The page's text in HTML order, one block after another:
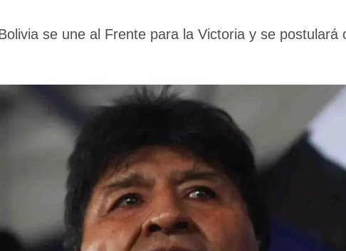
se une al Frente para la Victoria y se postulará